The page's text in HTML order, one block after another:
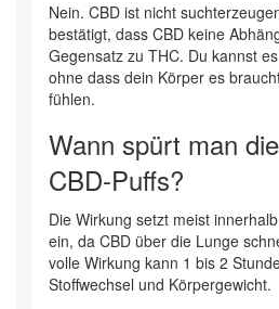
Nein. CBD ist nicht
bestätigt, dass CBD keine
Gegensatz zu THC. Du kannst
ohne dass dein Körper es
fühlen.
Wann spürt man
CBD-Puffs?
Die Wirkung setzt meist
ein, da CBD über die Lunge
volle Wirkung kann 1 bis 2
Stoffwechsel und Körpergewicht.